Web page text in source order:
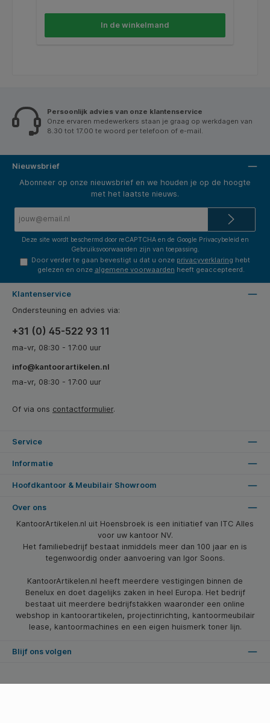
In de winkelmand
Persoonlijk advies van onze klantenservice
Onze ervaren medewerkers staan je graag op werkdagen van
8.30 tot 17.00 te woord per telefoon of e-mail.
Nieuwsbrief
Abonneer op onze nieuwsbrief en we houden je op de hoogte
met het laatste nieuws.
Deze site wordt beschermd door reCAPTCHA en de Google Privacybeleid en
Gebruiksvoorwaarden zijn van toepassing.
Door verder te gaan bevestigt u dat u onze privacyverklaring hebt
gelezen en onze algemene voorwaarden heeft geaccepteerd.
Klantenservice
Ondersteuning en advies via:
+31 (0) 45-522 93 11
ma-vr, 08:30 - 17:00 uur
info@kantoorartikelen.nl
ma-vr, 08:30 - 17:00 uur
Of via ons contactformulier.
Service
Informatie
Hoofdkantoor & Meubilair Showroom
Over ons
KantoorArtikelen.nl uit Hoensbroek is een initiatief van ITC Alles
voor uw kantoor NV.
Het familiebedrijf bestaat inmiddels meer dan 100 jaar en is
tegenwoordig onder aanvoering van Igor Soons.
KantoorArtikelen.nl heeft meerdere vestigingen binnen de
Benelux en doet dagelijks zaken in heel Europa. Het bedrijf
bestaat uit meerdere bedrijfstakken waaronder een online
webshop in kantoorartikelen, projectinrichting, kantoormeubilair
lease, kantoormachines en een eigen huismerk toner lijn.
Blijf ons volgen